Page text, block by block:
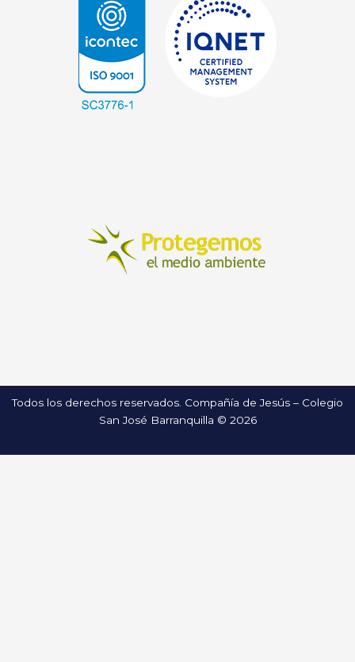
Todos los derechos reservados. Compañía de Jesús – Colegio
San José Barranquilla © 2026